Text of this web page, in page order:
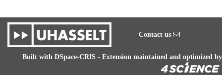
Contact us
Built with DSpace-CRIS - Extension maintained and optimized by